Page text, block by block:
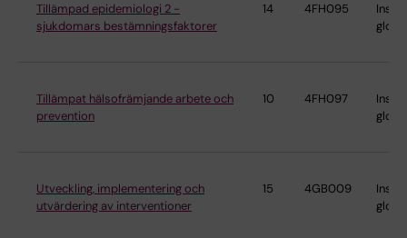
Tillämpad epidemiologi 2 -
sjukdomars bestämningsfaktorer
14 4FH095
Tillämpat hälsofrämjande arbete och
prevention
10 4FH097
Utveckling, implementering och
utvärdering av interventioner
15 4GB009